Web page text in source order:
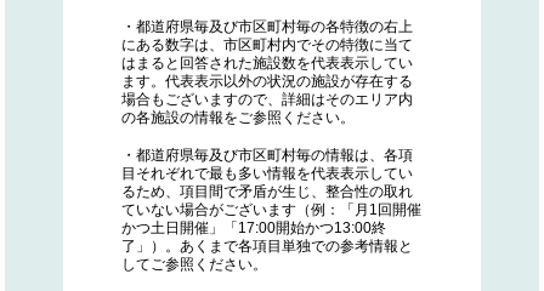
・都道府県毎及び市区町村毎の各特徴の右上
にある数字は、市区町村内でその特徴に当て
はまると回答された施設数を代表表示してい
ます。代表表示以外の状況の施設が存在する
場合もございますので、詳細はそのエリア内
の各施設の情報をご参照ください。
・都道府県毎及び市区町村毎の情報は、各項
目それぞれで最も多い情報を代表表示してい
るため、項目間で矛盾が生じ、整合性の取れ
ていない場合がございます（例：「月1回開催
かつ土日開催」「17:00開始かつ13:00終
了」）。あくまで各項目単独での参考情報と
してご参照ください。